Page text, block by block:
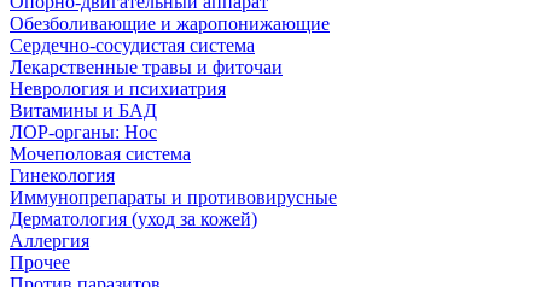
Обезболивающие и жаропонижающие
Сердечно-сосудистая система
Лекарственные травы и фиточаи
Неврология и психиатрия
Витамины и БАД
ЛОР-органы: Нос
Мочеполовая система
Гинекология
Иммунопрепараты и противовирусные
Дерматология (уход за кожей)
Аллергия
Прочее